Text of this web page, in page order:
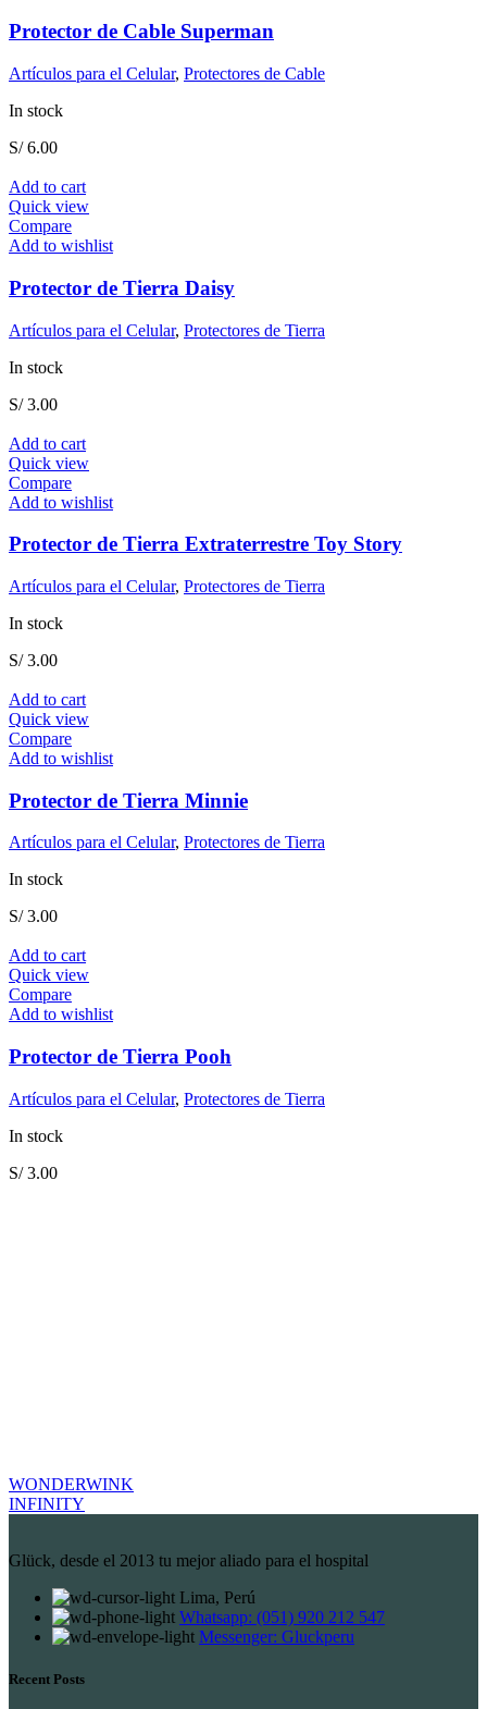
Protector de Cable Superman
Artículos para el Celular, Protectores de Cable
In stock
S/6.00
Add to cart
Quick view
Compare
Add to wishlist
Protector de Tierra Daisy
Artículos para el Celular, Protectores de Tierra
In stock
S/3.00
Add to cart
Quick view
Compare
Add to wishlist
Protector de Tierra Extraterrestre Toy Story
Artículos para el Celular, Protectores de Tierra
In stock
S/3.00
Add to cart
Quick view
Compare
Add to wishlist
Protector de Tierra Minnie
Artículos para el Celular, Protectores de Tierra
In stock
S/3.00
Add to cart
Quick view
Compare
Add to wishlist
Protector de Tierra Pooh
Artículos para el Celular, Protectores de Tierra
In stock
S/3.00
WONDERWINK
INFINITY
Glück, desde el 2013 tu mejor aliado para el hospital
Lima, Perú
Whatsapp: (051) 920 212 547
Messenger: Gluckperu
Recent Posts